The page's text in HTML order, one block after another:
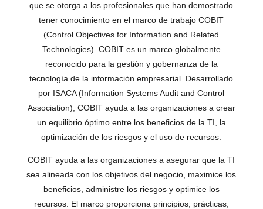
que se otorga a los profesionales que han demostrado
tener conocimiento en el marco de trabajo COBIT
(Control Objectives for Information and Related
Technologies). COBIT es un marco globalmente
reconocido para la gestión y gobernanza de la
tecnología de la información empresarial. Desarrollado
por ISACA (Information Systems Audit and Control
Association), COBIT ayuda a las organizaciones a crear
un equilibrio óptimo entre los beneficios de la TI, la
optimización de los riesgos y el uso de recursos.
COBIT ayuda a las organizaciones a asegurar que la TI
sea alineada con los objetivos del negocio, maximice los
beneficios, administre los riesgos y optimice los
recursos. El marco proporciona principios, prácticas,